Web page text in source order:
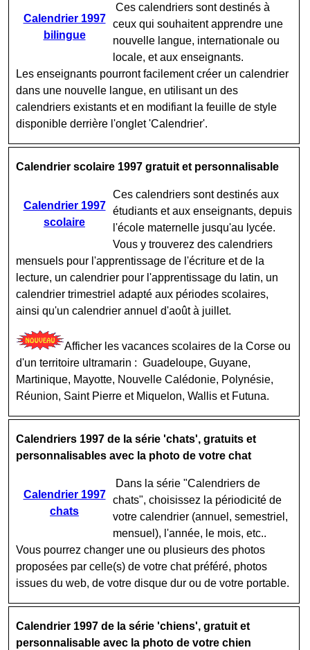
Calendrier 1997
bilingue
Ces calendriers sont destinés à
ceux qui souhaitent apprendre une
nouvelle langue, internationale ou
locale, et aux enseignants.
Les enseignants pourront facilement créer un calendrier
dans une nouvelle langue, en utilisant un des
calendriers existants et en modifiant la feuille de style
disponible derrière l'onglet 'Calendrier'.
Calendrier scolaire 1997 gratuit et personnalisable
Calendrier 1997
scolaire
Ces calendriers sont destinés aux
étudiants et aux enseignants, depuis
l'école maternelle jusqu'au lycée.
Vous y trouverez des calendriers
mensuels pour l'apprentissage de l'écriture et de la
lecture, un calendrier pour l'apprentissage du latin, un
calendrier trimestriel adapté aux périodes scolaires,
ainsi qu'un calendrier annuel d'août à juillet.
Afficher les vacances scolaires de la Corse ou
d'un territoire ultramarin : Guadeloupe, Guyane,
Martinique, Mayotte, Nouvelle Calédonie, Polynésie,
Réunion, Saint Pierre et Miquelon, Wallis et Futuna.
Calendriers 1997 de la série 'chats', gratuits et
personnalisables avec la photo de votre chat
Calendrier 1997
chats
Dans la série "Calendriers de
chats", choisissez la périodicité de
votre calendrier (annuel, semestriel,
mensuel), l'année, le mois, etc..
Vous pourrez changer une ou plusieurs des photos
proposées par celle(s) de votre chat préféré, photos
issues du web, de votre disque dur ou de votre portable.
Calendrier 1997 de la série 'chiens', gratuit et
personnalisable avec la photo de votre chien